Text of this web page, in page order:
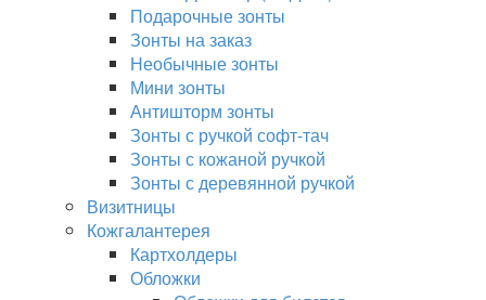
Подарочные зонты
Зонты на заказ
Необычные зонты
Мини зонты
Антишторм зонты
Зонты с ручкой софт-тач
Зонты с кожаной ручкой
Зонты с деревянной ручкой
Визитницы
Кожгалантерея
Картхолдеры
Обложки